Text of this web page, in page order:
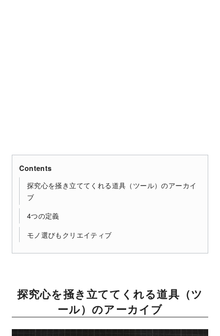
Contents
探究心を掻き立ててくれる道具（ツール）のアーカイ
ブ
4つの定義
モノ選びもクリエイティブ
探究心を掻き立ててくれる道具（ツ
ール）のアーカイブ